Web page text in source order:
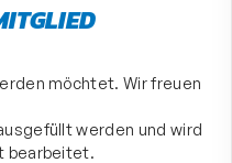
möchtet. Wir freuen
werden und wird
bearbeitet.